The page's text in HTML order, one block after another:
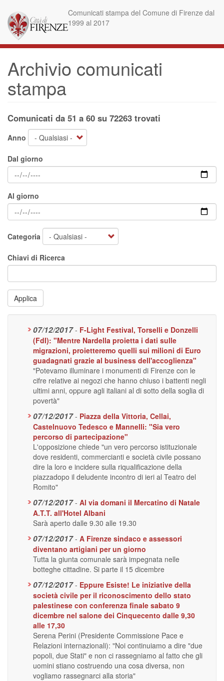
contenuto
principale
Comunicati stampa del Comune di Firenze dal
1999 al 2017
Archivio comunicati
stampa
Comunicati da 51 a 60 su 72263 trovati
Anno
Dal giorno
Al giorno
Categoria
Chiavi di Ricerca
Applica
07/12/2017 - F-Light Festival, Torselli e Donzelli
(FdI): "Mentre Nardella proietta i dati sulle
migrazioni, proietteremo quelli sui milioni di Euro
guadagnati grazie al business dell'accoglienza"
"Potevamo illuminare i monumenti di Firenze con le
cifre relative ai negozi che hanno chiuso i battenti negli
ultimi anni, oppure agli italiani al di sotto della soglia di
povertà"
07/12/2017 - Piazza della Vittoria, Cellai,
Castelnuovo Tedesco e Mannelli: "Sia vero
percorso di partecipazione"
L'opposizione chiede "un vero percorso istituzionale
dove residenti, commercianti e società civile possano
dire la loro e incidere sulla riqualificazione della
piazzadopo il deludente incontro di ieri al Teatro del
Romito"
07/12/2017 - Al via domani il Mercatino di Natale
A.T.T. all'Hotel Albani
Sarà aperto dalle 9.30 alle 19.30
07/12/2017 - A Firenze sindaco e assessori
diventano artigiani per un giorno
Tutta la giunta comunale sarà impegnata nelle
botteghe cittadine. Si parte il 15 dicembre
07/12/2017 - Eppure Esiste! Le iniziative della
società civile per il riconoscimento dello stato
palestinese con conferenza finale sabato 9
dicembre nel salone dei Cinquecento dalle 9,30
alle 17,30
Serena Perini (Presidente Commissione Pace e
Relazioni internazionali): "Noi continuiamo a dire "due
popoli, due Stati" e non ci rassegniamo al fatto che gli
uomini stiano costruendo una cosa diversa, non
vogliamo rassegnarci alla storia"